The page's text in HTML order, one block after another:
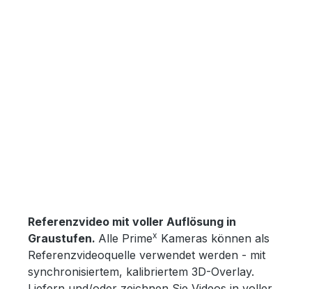
Referenzvideo mit voller Auflösung in
Graustufen. Alle Primex Kameras können als
Referenzvideoquelle verwendet werden - mit
synchronisiertem, kalibriertem 3D-Overlay.